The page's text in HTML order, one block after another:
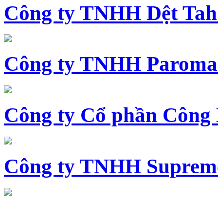
Công ty TNHH Dệt
Công ty TNHH
Công ty Cổ phần Công
Công ty TNHH